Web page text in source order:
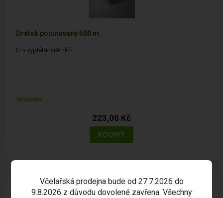
Drátek pocínovaný 500 m
Pro vyplétání rámků.
SKLADEM
223,00 Kč
Včelařská prodejna bude od 27.7.2026 do
9.8.2026 z důvodu dovolené zavřena. Všechny